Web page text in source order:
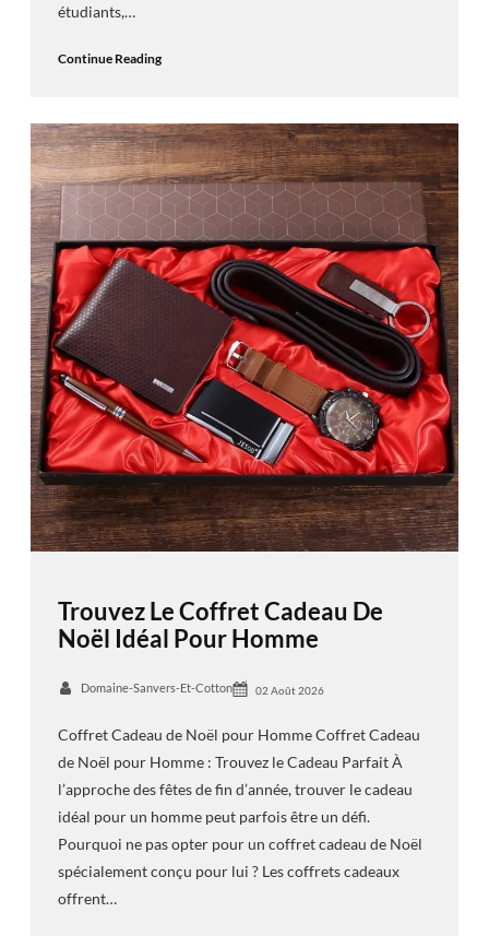
étudiants,…
Continue Reading
Trouvez Le Coffret Cadeau De
Noël Idéal Pour Homme
Domaine-Sanvers-Et-Cotton 02 Août 2026
Coffret Cadeau de Noël pour Homme Coffret Cadeau
de Noël pour Homme : Trouvez le Cadeau Parfait À
l’approche des fêtes de fin d’année, trouver le cadeau
idéal pour un homme peut parfois être un défi.
Pourquoi ne pas opter pour un coffret cadeau de Noël
spécialement conçu pour lui ? Les coffrets cadeaux
offrent…